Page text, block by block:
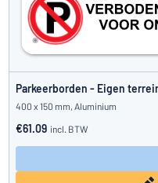
Parkeerborden - Eigen
400 x 150 mm, Aluminium
€61.09 incl. BTW